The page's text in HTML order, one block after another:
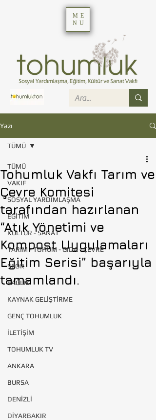
ME
NU
Yazı
TÜMÜ
VAKIF
SOSYAL YARDIMLAŞMA
EĞİTİM
KÜLTÜR - SANAT
TARIM - TOHUM - GIDA - ÇEVRE
SPOR
SAĞLIK
KAYNAK GELİŞTİRME
GENÇ TOHUMLUK
İLETİŞİM
TOHUMLUK TV
ANKARA
BURSA
DENİZLİ
DİYARBAKIR
TÜMÜ
Tohumluk Vakfı Tarım ve
Çevre Komitesi
tarafından hazırlanan
“Atık Yönetimi ve
Kompost Uygulamaları
Eğitim Serisi” başarıyla
tamamlandı.